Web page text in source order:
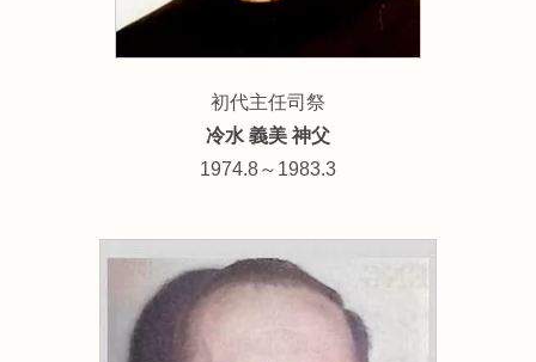
初代主任司祭
冷水 義美 神父
1974.8～1983.3